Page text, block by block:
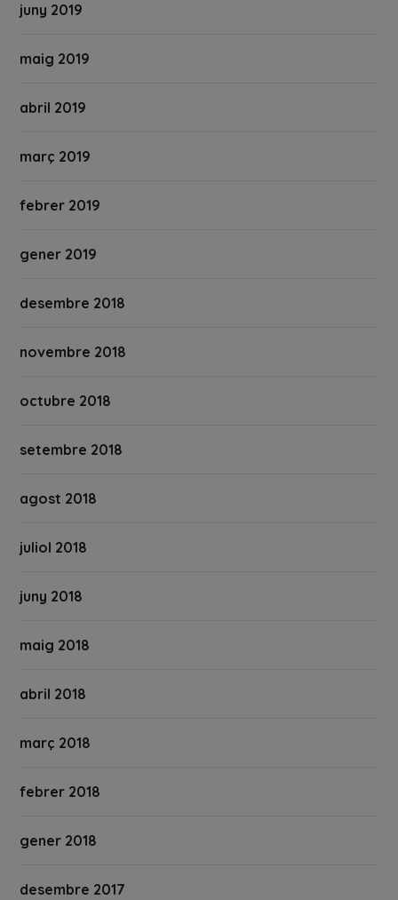
juny 2019
maig 2019
abril 2019
març 2019
febrer 2019
gener 2019
desembre 2018
novembre 2018
octubre 2018
setembre 2018
agost 2018
juliol 2018
juny 2018
maig 2018
abril 2018
març 2018
febrer 2018
gener 2018
desembre 2017